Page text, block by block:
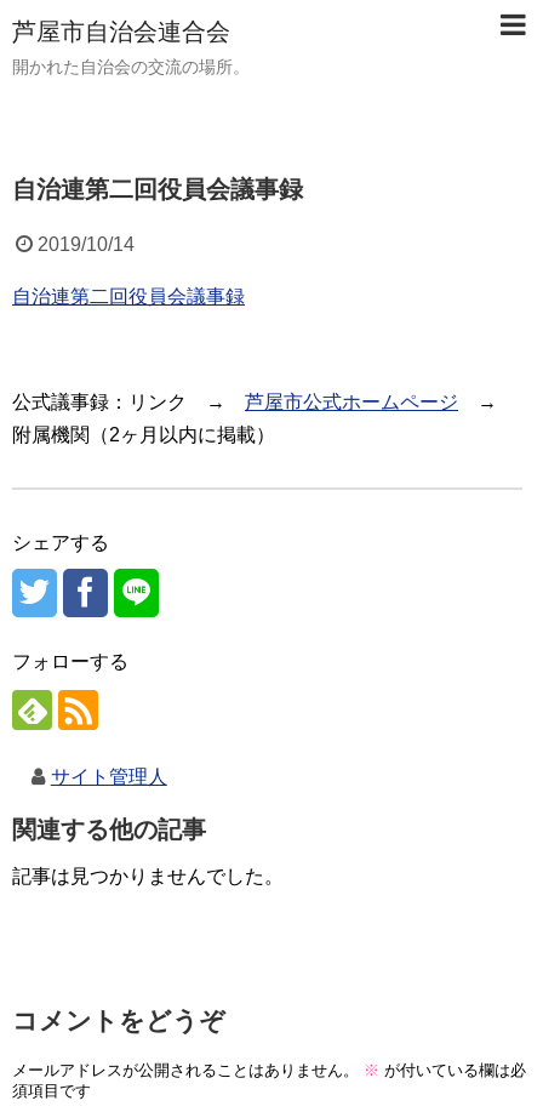
芦屋市自治会連合会
開かれた自治会の交流の場所。
自治連第二回役員会議事録
2019/10/14
自治連第二回役員会議事録
公式議事録：リンク → 芦屋市公式ホームページ →
附属機関（2ヶ月以内に掲載）
シェアする
フォローする
サイト管理人
関連する他の記事
記事は見つかりませんでした。
コメントをどうぞ
メールアドレスが公開されることはありません。 ※ が付いている欄は必
須項目です